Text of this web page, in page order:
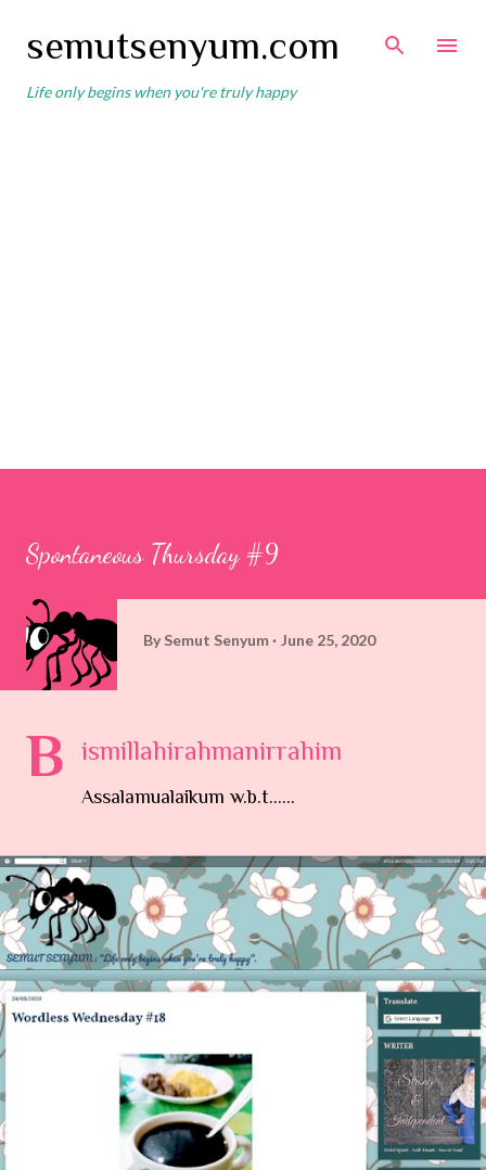
semutsenyum.com
Life only begins when you're truly happy
Spontaneous Thursday #9
By Semut Senyum June 25, 2020
B ismillahirahmanirrahim
Assalamualaikum w.b.t......